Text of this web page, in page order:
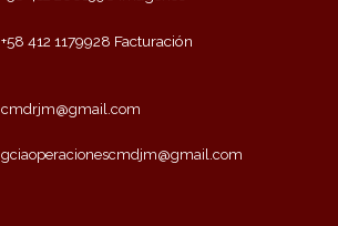
+58 412 1179928 Facturación
cmdrjm@gmail.com
gciaoperacionescmdjm@gmail.com